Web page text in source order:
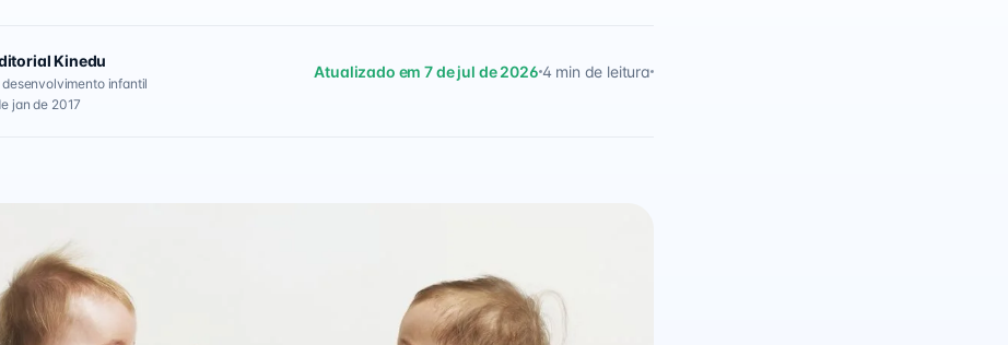
Kinedu
desenvolvimento infantil
Atualizado em 7 de jul de 2026 4 min de leitura
jan de 2017